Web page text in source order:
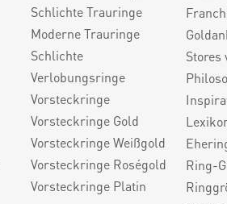
Schlichte Trauringe
Moderne Trauringe
Schlichte
Verlobungsringe
Vorsteckringe
Vorsteckringe Gold
Vorsteckringe Weißgold
Vorsteckringe Roségold
Vorsteckringe Platin
Stores
Ring-